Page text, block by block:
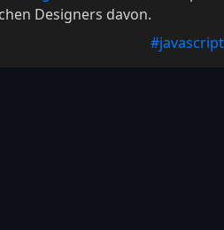
Designers davon.
#javascript